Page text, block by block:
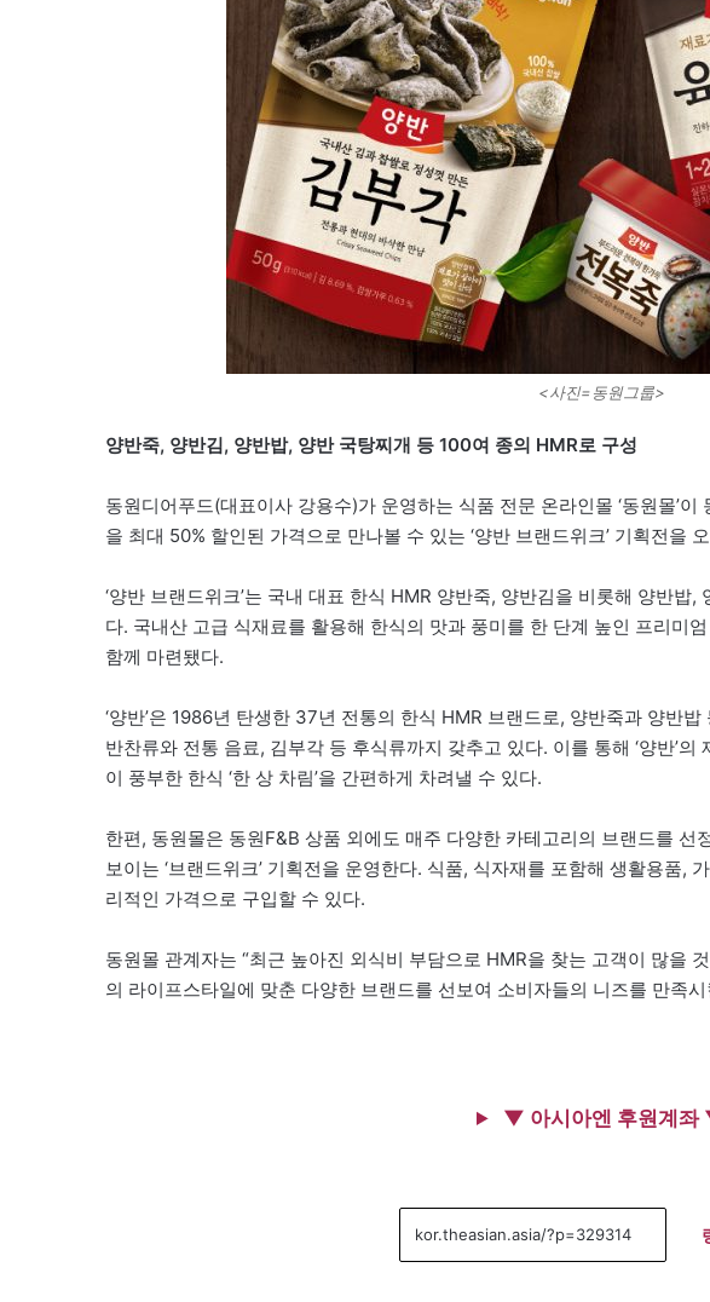
<사진=동원그룹>
양반죽, 양반김, 양반밥, 양반 국탕찌개 등 100여 종의 HMR로 구성
동원디어푸드(대표이사 강용수)가 운영하는 식품 전문 온라인몰 ‘동원몰’이
을 최대 50% 할인된 가격으로 만나볼 수 있는 ‘양반 브랜드위크’ 기획전을
‘양반 브랜드위크’는 국내 대표 한식 HMR 양반죽, 양반김을 비롯해 양반밥
다. 국내산 고급 식재료를 활용해 한식의 맛과 풍미를 한 단계 높인 프리미
함께 마련됐다.
‘양반’은 1986년 탄생한 37년 전통의 한식 HMR 브랜드로, 양반죽과 양반
반찬류와 전통 음료, 김부각 등 후식류까지 갖추고 있다. 이를 통해 ‘양반’
이 풍부한 한식 ‘한 상 차림’을 간편하게 차려낼 수 있다.
한편, 동원몰은 동원F&B 상품 외에도 매주 다양한 카테고리의 브랜드를 선
보이는 ‘브랜드위크’ 기획전을 운영한다. 식품, 식자재를 포함해 생활용품,
리적인 가격으로 구입할 수 있다.
동원몰 관계자는 “최근 높아진 외식비 부담으로 HMR을 찾는 고객이 많을
의 라이프스타일에 맞춘 다양한 브랜드를 선보여 소비자들의 니즈를 만족
▼ 아시아엔 후원계